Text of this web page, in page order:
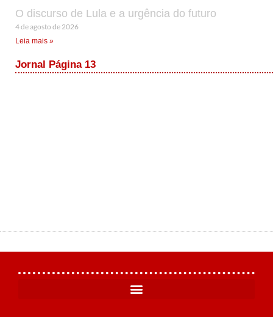
O discurso de Lula e a urgência do futuro
4 de agosto de 2026
Leia mais »
Jornal Página 13